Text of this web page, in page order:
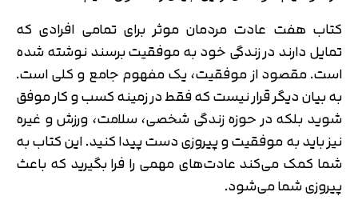
کتاب هفت عادت مردمان موثر برای تمامی افرادی که
تمایل دارند در زندگی خود به موفقیت برسند نوشته شده
است. مقصود از موفقیت، یک مفهوم جامع و کلی است.
به بیان دیگر قرار نیست که فقط در زمینه کسب و کار موفق
شوید بلکه در حوزه زندگی شخصی، سلامت، ورزش و غیره
نیز باید به موفقیت و پیروزی دست پیدا کنید. این کتاب به
شما کمک می‌کند عادت‌های مهمی را فرا بگیرید که باعث
پیروزی شما می‌شود.